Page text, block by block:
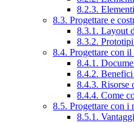
8.2.3.
8.3. Progettare e
8.3.1. Layout
8.3.2.
8.4. Progettare con
8.4.1.
8.4.2. Benefici
8.4.3. Risorse
8.4.4. Come
8.5. Progettare con i
8.5.1.